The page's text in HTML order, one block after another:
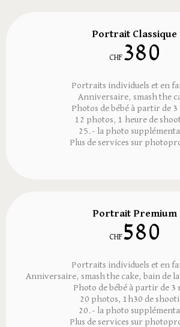
Portrait Classique
CHF380
Portraits individuels et en
Anniversaire, smash the
Photos de bébé à partir de 3
12 photos, 1 heure de
25.- la photo
Plus de services sur
Portrait Premium
CHF580
Portraits individuels et en
Anniversaire, smash the cake, bain de
Photo de bébé à partir de 3
20 photos, 1h30 de
20.- la photo
Plus de services sur